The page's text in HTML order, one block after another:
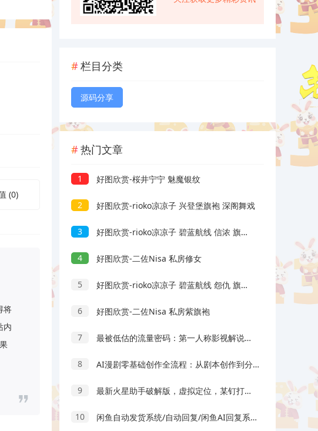
(0)
将
内
栏目分类
源码分享
热门文章
1 好图欣赏-桜井宁宁 魅魔银纹
2 好图欣赏-rioko凉凉子 兴登堡旗袍 深阁舞戏
3 好图欣赏-rioko凉凉子 碧蓝航线 信浓 旗袍 相融一梦
4 好图欣赏-二佐Nisa 私房修女
5 好图欣赏-rioko凉凉子 碧蓝航线 怨仇 旗袍 杯盏盈芳华
6 好图欣赏-二佐Nisa 私房紫旗袍
7 最被低估的流量密码：第一人称影视解说，条条爆款100w+！【保姆级教学】
8 AI漫剧零基础创作全流程：从剧本创作到分镜剪辑，全套提示词模板直接落地出片
9 最新火星助手破解版，虚拟定位，某钉打卡利器
10 闲鱼自动发货系统/自动回复/闲鱼AI回复系统源码